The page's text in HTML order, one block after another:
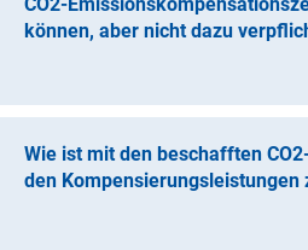
können, aber nicht dazu
Wie ist mit den beschafften
den Kompensierungsleistungen